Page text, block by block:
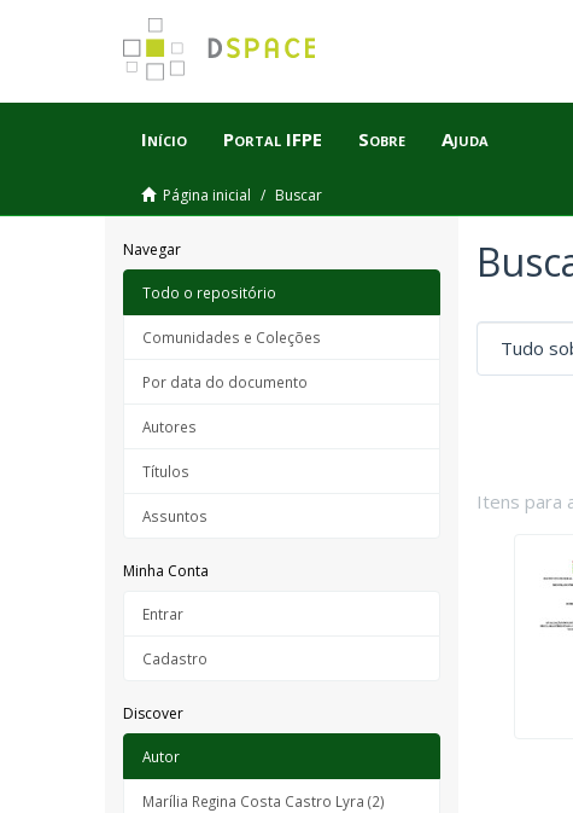
Início Portal IFPE Sobre Ajuda
Página inicial Buscar
Navegar
Todo o repositório
Comunidades e Coleções
Por data do documento
Autores
Títulos
Assuntos
Minha Conta
Entrar
Cadastro
Discover
Autor
Marília Regina Costa Castro Lyra (2)
Itens para